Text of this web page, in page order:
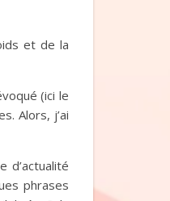
et de la
(ici le
Alors, j’ai
d’actualité
phrases